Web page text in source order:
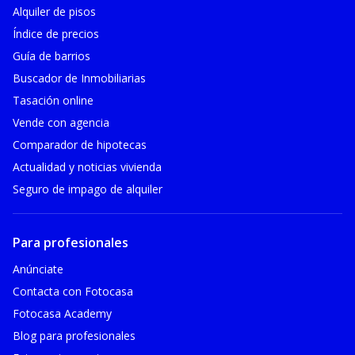
Alquiler de pisos
Índice de precios
Guía de barrios
Buscador de Inmobiliarias
Tasación online
Vende con agencia
Comparador de hipotecas
Actualidad y noticias vivienda
Seguro de impago de alquiler
Para profesionales
Anúnciate
Contacta con Fotocasa
Fotocasa Academy
Blog para profesionales